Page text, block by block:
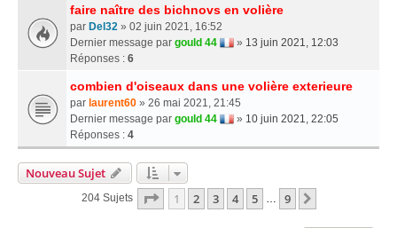
faire naître des bichnovs en volière
par Del32 » 02 juin 2021, 16:52
Dernier message par gould 44 » 13 juin 2021, 12:03
Réponses : 6
combien d'oiseaux dans une volière exterieure
par laurent60 » 26 mai 2021, 21:45
Dernier message par gould 44 » 10 juin 2021, 22:05
Réponses : 4
Nouveau Sujet
204 Sujets Page 1Sur9
1 2 3 4 5 9